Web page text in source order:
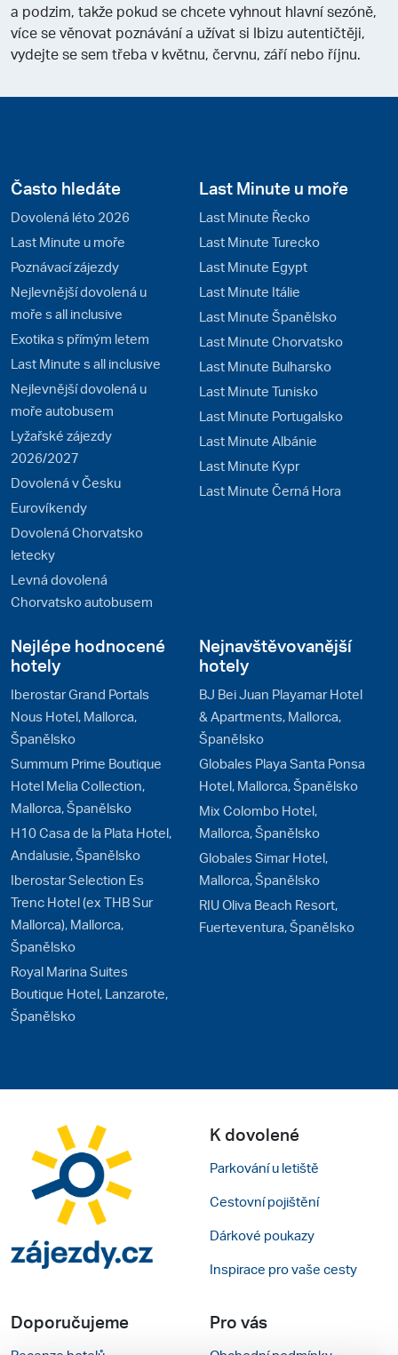
a podzim, takže pokud se chcete vyhnout hlavní sezóně,
více se věnovat poznávání a užívat si Ibizu autentičtěji,
vydejte se sem třeba v květnu, červnu, září nebo říjnu.
Často hledáte
Dovolená léto 2026
Last Minute u moře
Poznávací zájezdy
Nejlevnější dovolená u
moře s all inclusive
Exotika s přímým letem
Last Minute s all inclusive
Nejlevnější dovolená u
moře autobusem
Lyžařské zájezdy
2026/2027
Dovolená v Česku
Eurovíkendy
Dovolená Chorvatsko
letecky
Levná dovolená
Chorvatsko autobusem
Last Minute u moře
Last Minute Řecko
Last Minute Turecko
Last Minute Egypt
Last Minute Itálie
Last Minute Španělsko
Last Minute Chorvatsko
Last Minute Bulharsko
Last Minute Tunisko
Last Minute Portugalsko
Last Minute Albánie
Last Minute Kypr
Last Minute Černá Hora
Nejlépe hodnocené
hotely
Iberostar Grand Portals
Nous Hotel, Mallorca,
Španělsko
Summum Prime Boutique
Hotel Melia Collection,
Mallorca, Španělsko
H10 Casa de la Plata Hotel,
Andalusie, Španělsko
Iberostar Selection Es
Trenc Hotel (ex THB Sur
Mallorca), Mallorca,
Španělsko
Royal Marina Suites
Boutique Hotel, Lanzarote,
Španělsko
Nejnavštěvovanější
hotely
BJ Bei Juan Playamar Hotel
& Apartments, Mallorca,
Španělsko
Globales Playa Santa Ponsa
Hotel, Mallorca, Španělsko
Mix Colombo Hotel,
Mallorca, Španělsko
Globales Simar Hotel,
Mallorca, Španělsko
RIU Oliva Beach Resort,
Fuerteventura, Španělsko
K dovolené
Parkování u letiště
Cestovní pojištění
Dárkové poukazy
Inspirace pro vaše cesty
Doporučujeme Pro vás